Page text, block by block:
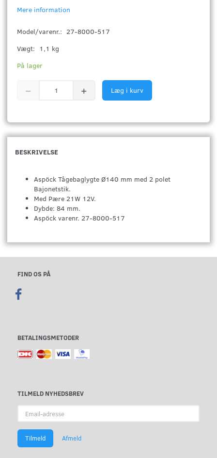
Mere information
Model/varenr.: 27-8000-517
Vægt:
1,1 kg
På lager
Læg i kurv
BESKRIVELSE
Aspöck Tågebaglygte Ø140 mm med 2 polet
Bajonetstik.
Med Pære 21W 12V.
Dybde: 84 mm.
Aspöck varenr. 27-8000-517
FIND OS PÅ
BETALINGSMETODER
TILMELD NYHEDSBREV
adresse
Tilmeld Afmeld